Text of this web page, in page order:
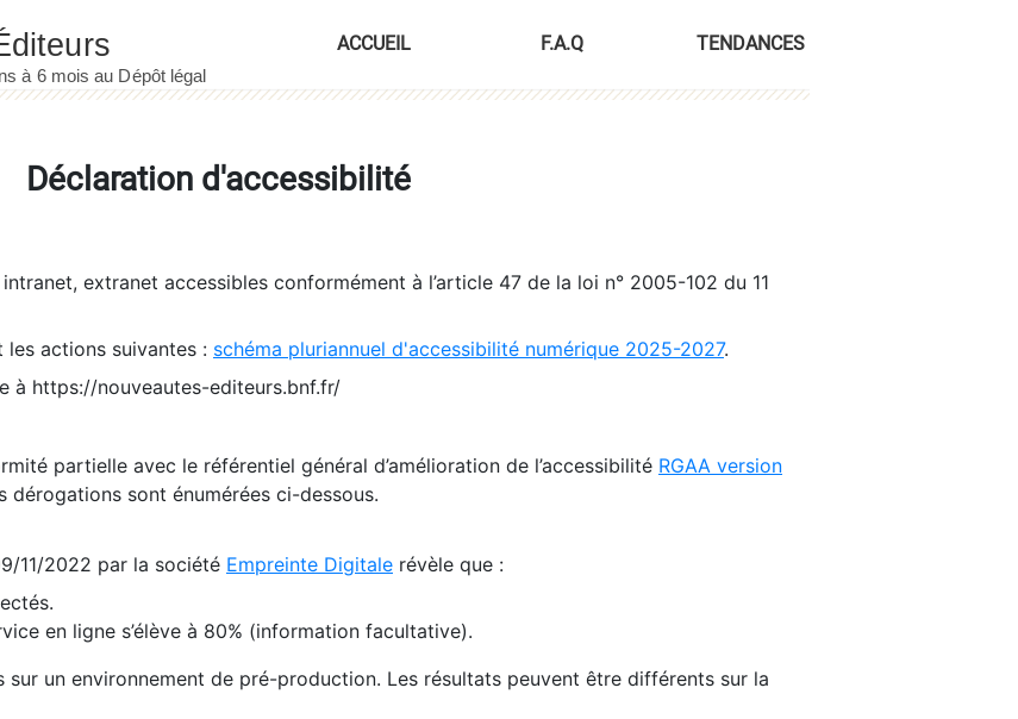
ACCUEIL F.A.Q TENDANCES
Déclaration d'accessibilité
extranet accessibles conformément à l’article 47 de la loi n° 2005-102 du 11
actions suivantes : schéma pluriannuel d'accessibilité numérique 2025-2027.
à https://nouveautes-editeurs.bnf.fr/
partielle avec le référentiel général d’amélioration de l’accessibilité RGAA version
sont énumérées ci-dessous.
11/2022 par la société Empreinte Digitale révèle que :
en ligne s’élève à 80% (information facultative).
un environnement de pré-production. Les résultats peuvent être différents sur la